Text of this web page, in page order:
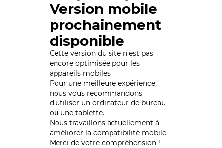
Version mobile
prochainement
disponible
Cette version du site n’est pas
encore optimisée pour les
appareils mobiles.
Pour une meilleure expérience,
nous vous recommandons
d'utiliser un ordinateur de bureau
ou une tablette.
Nous travaillons actuellement à
améliorer la compatibilité mobile.
Merci de votre compréhension !